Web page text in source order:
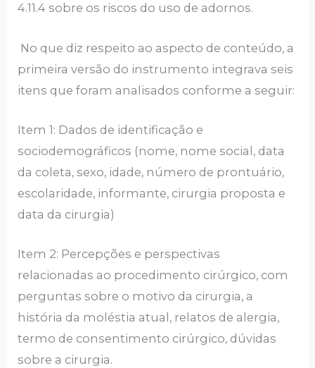
4.11.4 sobre os riscos do uso de adornos.
No que diz respeito ao aspecto de conteúdo, a
primeira versão do instrumento integrava seis
itens que foram analisados conforme a seguir:
Item 1: Dados de identificação e
sociodemográficos (nome, nome social, data
da coleta, sexo, idade, número de prontuário,
escolaridade, informante, cirurgia proposta e
data da cirurgia)
Item 2: Percepções e perspectivas
relacionadas ao procedimento cirúrgico, com
perguntas sobre o motivo da cirurgia, a
história da moléstia atual, relatos de alergia,
termo de consentimento cirúrgico, dúvidas
sobre a cirurgia.